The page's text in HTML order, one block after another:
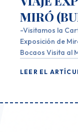
MIRÓ
-Visitamos la
Exposición de
Bocaos Visita al Monasterio de Las Huelgas
-La cartuja de
LEER EL